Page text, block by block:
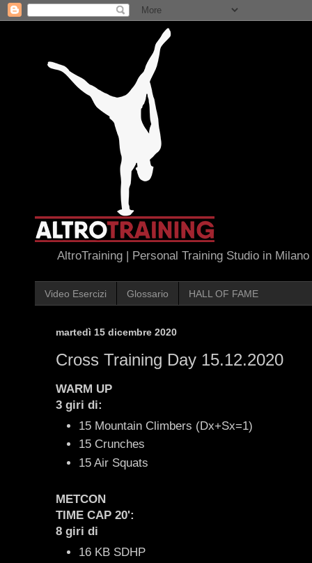
AltroTraining | Personal Training Studio in Milano
Video Esercizi Glossario HALL OF FAME
martedì 15 dicembre 2020
Cross Training Day 15.12.2020
WARM UP
3 giri di:
15 Mountain Climbers (Dx+Sx=1)
15 Crunches
15 Air Squats
METCON
TIME CAP 20':
8 giri di
16 KB SDHP